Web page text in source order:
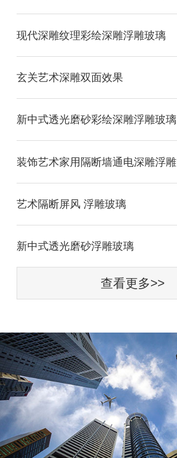
现代深雕纹理彩绘深雕浮雕玻璃
玄关艺术深雕双面效果
新中式透光磨砂彩绘深雕浮雕玻璃
艺术隔断屏风 浮雕玻璃
新中式透光磨砂浮雕玻璃
查看更多>>